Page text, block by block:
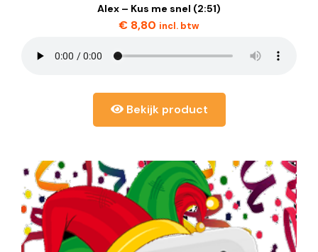
Alex – Kus me snel (2:51)
€ 8,80 incl. btw
Bekijk product